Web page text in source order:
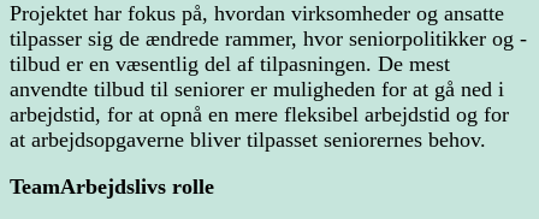
Projektet har fokus på, hvordan virksomheder og ansatte
tilpasser sig de ændrede rammer, hvor seniorpolitikker og -
tilbud er en væsentlig del af tilpasningen. De mest
anvendte tilbud til seniorer er muligheden for at gå ned i
arbejdstid, for at opnå en mere fleksibel arbejdstid og for
at arbejdsopgaverne bliver tilpasset seniorernes behov.
TeamArbejdslivs rolle